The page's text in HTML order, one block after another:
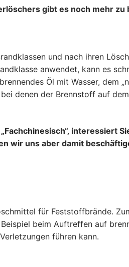
gibt es noch mehr zu
und nach ihren
anwendet, kann es
Öl mit Wasser, dem
denen der Brennstoff auf
interessiert
wir uns aber damit
für Feststoffbrände.
beim Auftreffen auf
führen kann.